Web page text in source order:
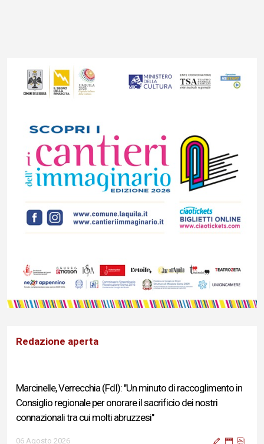
Redazione aperta
Marcinelle, Verrecchia (FdI): "Un minuto di raccoglimento in
Consiglio regionale per onorare il sacrificio dei nostri
connazionali tra cui molti abruzzesi"
06 Agosto 2026